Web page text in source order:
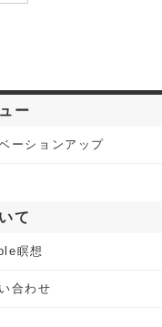
ー
ーションアップ
て
瞑想
合わせ